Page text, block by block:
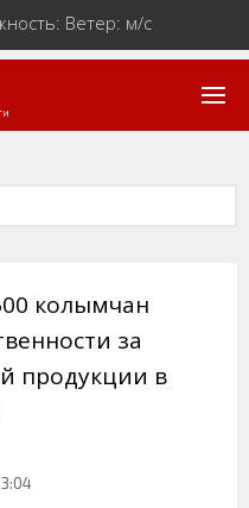
Ветер: м/с
колымчан
за
продукции в